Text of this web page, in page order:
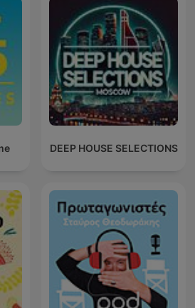
DEEP HOUSE SELECTIONS